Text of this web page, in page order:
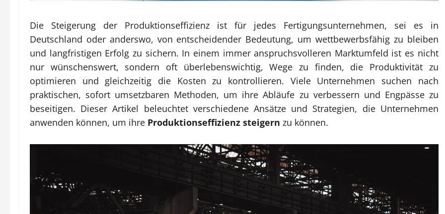
Die Steigerung der Produktionseffizienz ist für jedes Fertigungsunternehmen, sei es in
Deutschland oder anderswo, von entscheidender Bedeutung, um wettbewerbsfähig zu bleiben
und langfristigen Erfolg zu sichern. In einem immer anspruchsvolleren Marktumfeld ist es nicht
nur wünschenswert, sondern oft überlebenswichtig, Wege zu finden, die Produktivität zu
optimieren und gleichzeitig die Kosten zu kontrollieren. Viele Unternehmen suchen nach
praktischen, sofort umsetzbaren Methoden, um ihre Abläufe zu verbessern und Engpässe zu
beseitigen. Dieser Artikel beleuchtet verschiedene Ansätze und Strategien, die Unternehmen
anwenden können, um ihre Produktionseffizienz steigern zu können.